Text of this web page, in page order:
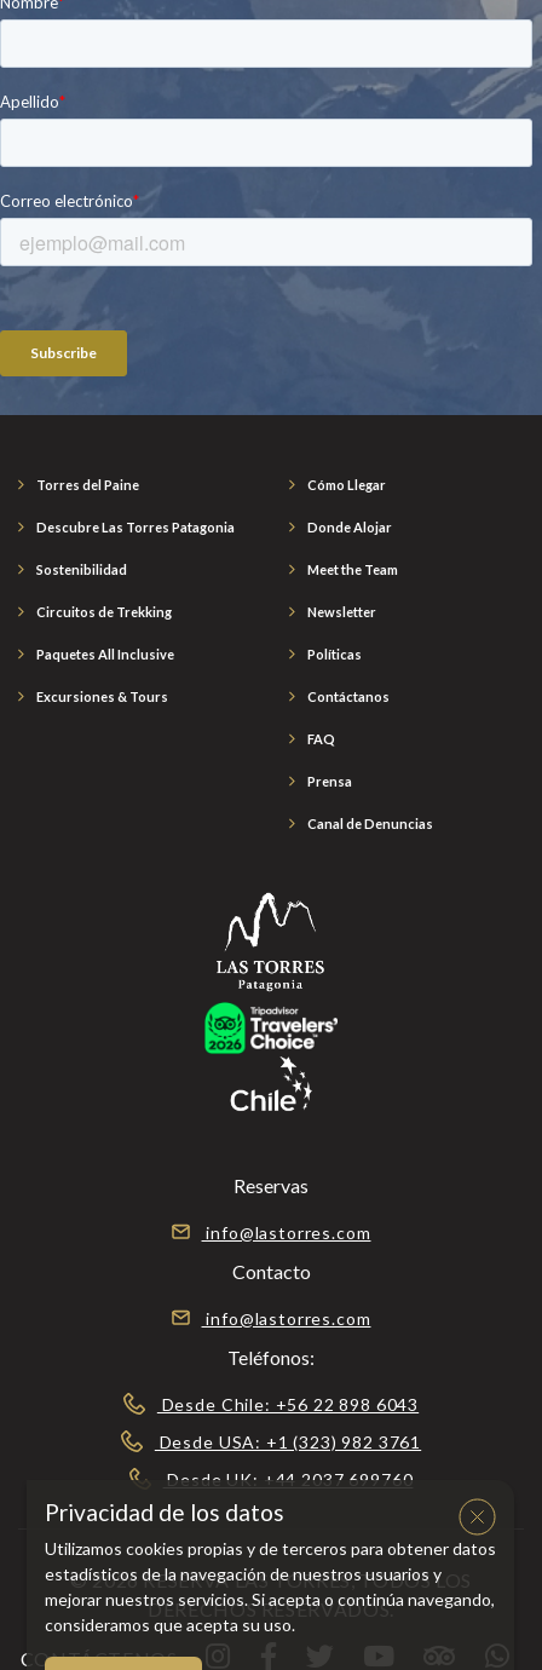
Torres del Paine
Descubre Las Torres Patagonia
Sostenibilidad
Circuitos de Trekking
Paquetes All Inclusive
Excursiones & Tours
Cómo Llegar
Donde Alojar
Meet the Team
Newsletter
Políticas
Contáctanos
FAQ
Prensa
Canal de Denuncias
Reservas
info@lastorres.com
Contacto
info@lastorres.com
Teléfonos:
Desde Chile: +56 22 898 6043
Desde USA: +1 (323) 982 3761
Desde UK: +44 2037 699760
© 2026 RESERVA LAS TORRES, TODOS LOS
DERECHOS RESERVADOS.
CONTÁCTENOS
Privacidad de los datos
Utilizamos cookies propias y de terceros para obtener datos
estadísticos de la navegación de nuestros usuarios y
mejorar nuestros servicios. Si acepta o continúa navegando,
consideramos que acepta su uso.